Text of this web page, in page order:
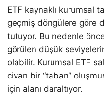
ETF kaynaklı kurumsal
geçmiş döngülere göre
tutuyor. Bu nedenle
görülen düşük
olabilir. Kurumsal ETF
civarı bir “taban”
için alanı daraltıyor.